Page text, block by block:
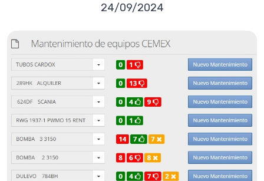
24/09/2024